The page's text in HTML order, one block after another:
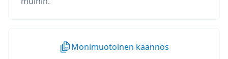
Monimuotoinen käännös